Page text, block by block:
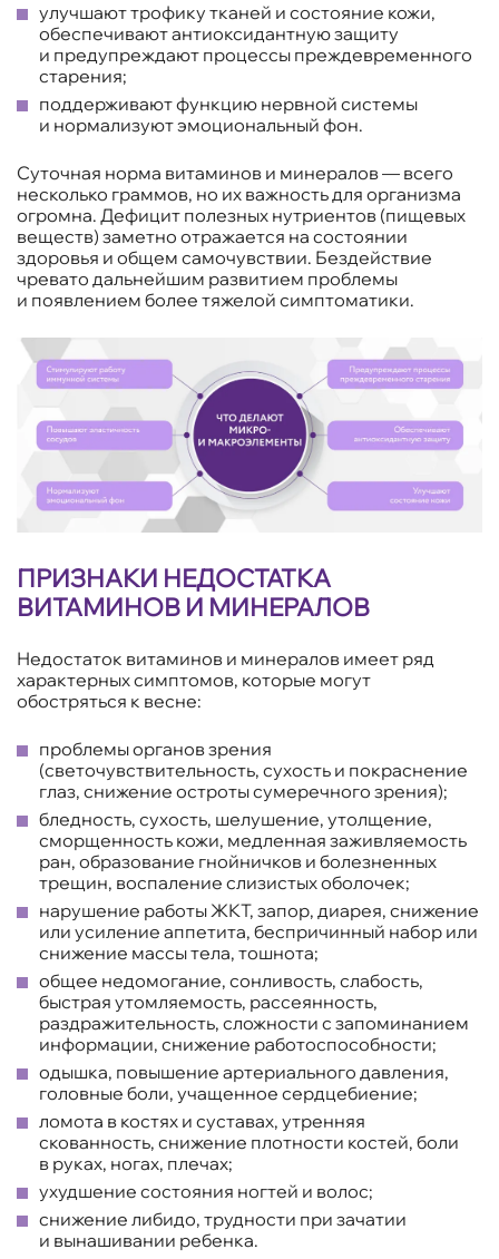
улучшают трофику тканей и состояние кожи,
обеспечивают антиоксидантную защиту
и предупреждают процессы преждевременного
старения;
поддерживают функцию нервной системы
и нормализуют эмоциональный фон.
Суточная норма витаминов и минералов — всего
несколько граммов, но их важность для организма
огромна. Дефицит полезных нутриентов (пищевых
веществ) заметно отражается на состоянии
здоровья и общем самочувствии. Бездействие
чревато дальнейшим развитием проблемы
и появлением более тяжелой симптоматики.
ПРИЗНАКИ НЕДОСТАТКА
ВИТАМИНОВ И МИНЕРАЛОВ
Недостаток витаминов и минералов имеет ряд
характерных симптомов, которые могут
обостряться к весне:
проблемы органов зрения
(светочувствительность, сухость и покраснение
глаз, снижение остроты сумеречного зрения);
бледность, сухость, шелушение, утолщение,
сморщенность кожи, медленная заживляемость
ран, образование гнойничков и болезненных
трещин, воспаление слизистых оболочек;
нарушение работы ЖКТ, запор, диарея, снижение
или усиление аппетита, беспричинный набор или
снижение массы тела, тошнота;
общее недомогание, сонливость, слабость,
быстрая утомляемость, рассеянность,
раздражительность, сложности с запоминанием
информации, снижение работоспособности;
одышка, повышение артериального давления,
головные боли, учащенное сердцебиение;
ломота в костях и суставах, утренняя
скованность, снижение плотности костей, боли
в руках, ногах, плечах;
ухудшение состояния ногтей и волос;
снижение либидо, трудности при зачатии
и вынашивании ребенка.